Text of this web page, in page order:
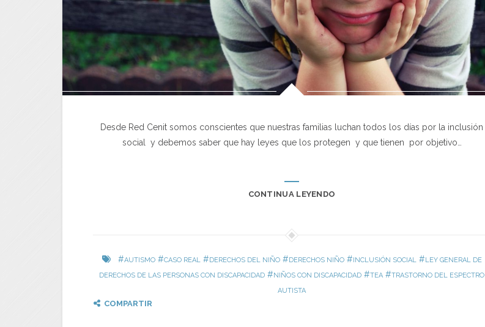
Desde Red Cenit somos conscientes que nuestras familias luchan todos los días por la inclusión
social y debemos saber que hay leyes que los protegen y que tienen por objetivo…
CONTINUA LEYENDO
#AUTISMO#CASO REAL# DERECHOS DEL NIÑO# DERECHOS NIÑO# INCLUSIÓN SOCIAL# LEY GENERAL DE
DERECHOS DE LAS PERSONAS CON DISCAPACIDAD # NIÑOS CON DISCAPACIDAD #TEA #TRASTORNO DEL ESPECTRO
AUTISTA
COMPARTIR